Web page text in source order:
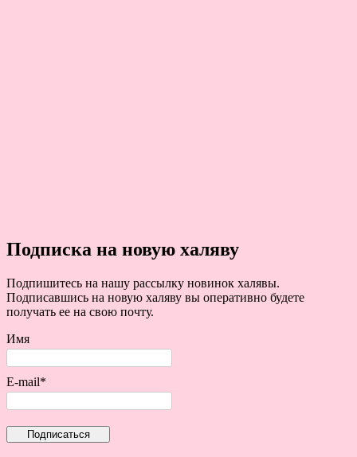
Подписка на новую халяву
Подпишитесь на нашу рассылку новинок халявы.
Подписавшись на новую халяву вы оперативно будете
получать ее на свою почту.
Имя
E-mail*